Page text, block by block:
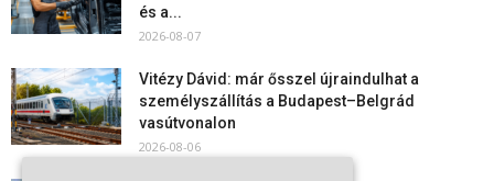
és a...
2026-08-07
Vitézy Dávid: már ősszel újraindulhat a
személyszállítás a Budapest–Belgrád
vasútvonalon
2026-08-06